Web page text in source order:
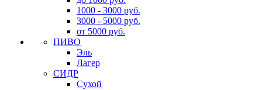
1000 - 3000 руб.
3000 - 5000 руб.
от 5000 руб.
ПИВО
Эль
Лагер
СИДР
Сухой